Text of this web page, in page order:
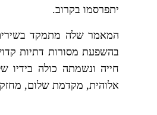
יתפרסמו בקרוב.
המאמר שלה מתמקד
בהשפעת מסורות דתיות
חייה ונשמתה כולה בידיו
אלוהית, מקדמת שלום,